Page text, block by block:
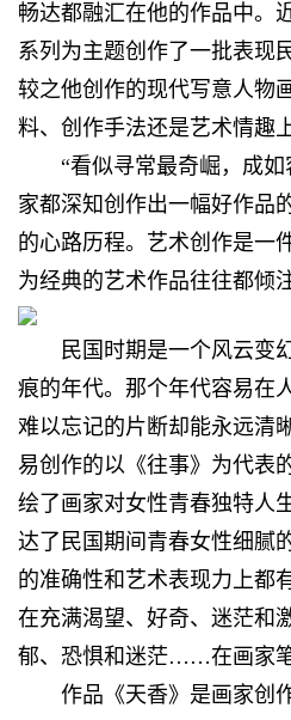
畅达都融汇在他的作品中。
系列为主题创作了一批表现
较之他创作的现代写意人物
料、创作手法还是艺术情趣
“看似寻常最奇崛，成
家都深知创作出一幅好作品
的心路历程。艺术创作是一
为经典的艺术作品往往都倾
民国时期是一个风云变
痕的年代。那个年代容易在
难以忘记的片断却能永远清
易创作的以《往事》为代表
绘了画家对女性青春独特人
达了民国期间青春女性细腻
的准确性和艺术表现力上都
在充满渴望、好奇、迷茫和
郁、恐惧和迷茫……在画家笔
作品《天香》是画家创